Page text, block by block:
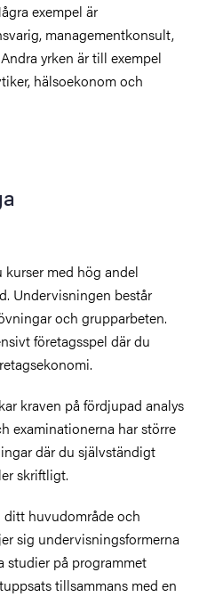
exempel är
managementkonsult,
yrken är till exempel
hälsoekonom och
kurser med hög andel
Undervisningen består
och grupparbeten.
företagsspel där du
kraven på fördjupad analys
examinationerna har större
där du självständigt
skriftligt.
ditt huvudområde och
sig undervisningsformerna
studier på programmet
tillsammans med en